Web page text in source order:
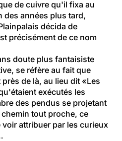
de cuivre qu'il fixa au
des années plus tard,
décida de
précisément de ce nom
doute plus fantaisiste
se réfère au fait que
de là, au lieu dit «Les
exécutés les
des pendus se projetant
tout proche, ce
attribuer par les curieux